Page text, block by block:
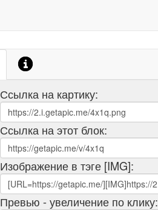
Ссылка на картику:
Ссылка на этот блок:
Изображение в тэге [IMG]:
Превью - увеличение по клику: